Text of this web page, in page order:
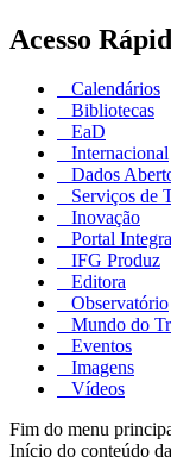
Acesso
Calendários
Bibliotecas
EaD
Internacional
Dados
Serviços de
Inovação
Portal Integra
IFG Produz
Editora
Observatório
Mundo do
Eventos
Imagens
Vídeos
Fim do menu
Início do conteúdo